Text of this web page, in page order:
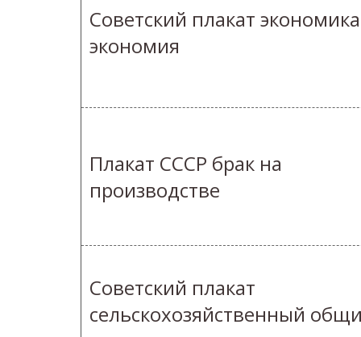
Советский плакат
экономия
Плакат СССР брак на
производстве
Советский плакат
сельскохозяйственный